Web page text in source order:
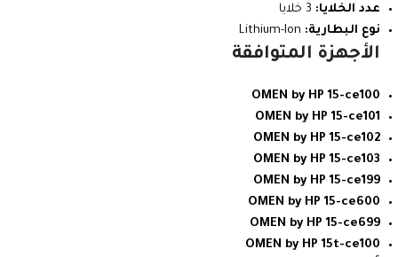
عدد الخلايا:
نوع البطارية:
الأجهزة المتوافقة
OMEN by HP 15-ce100
OMEN by HP 15-ce101
OMEN by HP 15-ce102
OMEN by HP 15-ce103
OMEN by HP 15-ce199
OMEN by HP 15-ce600
OMEN by HP 15-ce699
OMEN by HP 15t-ce100